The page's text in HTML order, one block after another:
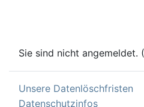
Sie sind nicht angemeldet. (
Unsere Datenlöschfristen
Datenschutzinfos